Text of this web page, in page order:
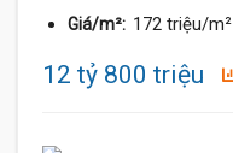
Giá/m²: 172 triệu/m²
12 tỷ 800 triệu